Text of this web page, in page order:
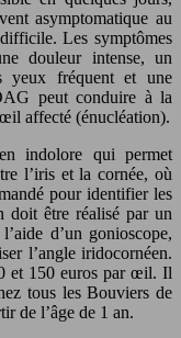
asymptomatique au
Les symptômes
douleur intense, un
yeux fréquent et une
peut conduire à la
affecté (énucléation).
indolore qui permet
l’iris et la cornée, où
pour identifier les
doit être réalisé par un
d’un gonioscope,
l’angle iridocornéen.
et 150 euros par œil. Il
tous les Bouviers de
de l’âge de 1 an.